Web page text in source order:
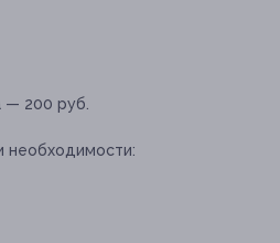
— 200 руб.
необходимости: